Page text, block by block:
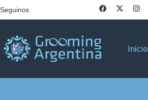
Seguinos
Inicio